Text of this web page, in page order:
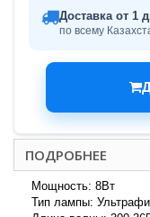
Доставка от 1
по всему
ПОДРОБНЕЕ
Мощность: 8Вт
Тип лампы: